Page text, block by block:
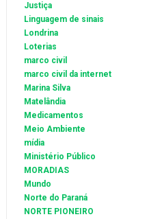
Justiça
Linguagem de sinais
Londrina
Loterias
marco civil
marco civil da internet
Marina Silva
Matelândia
Medicamentos
Meio Ambiente
mídia
Ministério Público
MORADIAS
Mundo
Norte do Paraná
NORTE PIONEIRO